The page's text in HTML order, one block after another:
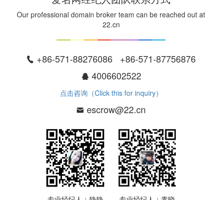
Our professional domain broker team can be reached out at
22.cn
+86-571-88276086 +86-571-87756876
4006602522
点击咨询（Click this for inquiry）
escrow@22.cn